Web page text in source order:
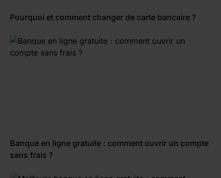
Pourquoi et comment changer de carte bancaire ?
Banque en ligne gratuite : comment ouvrir un compte
sans frais ?